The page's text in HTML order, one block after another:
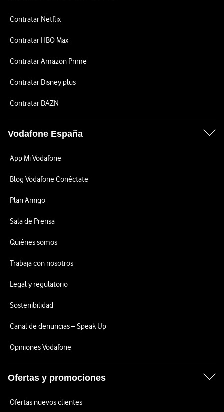
Contratar Netflix
Contratar HBO Max
Contratar Amazon Prime
Contratar Disney plus
Contratar DAZN
Vodafone España
App Mi Vodafone
Blog Vodafone Conéctate
Plan Amigo
Sala de Prensa
Quiénes somos
Trabaja con nosotros
Legal y regulatorio
Sostenibilidad
Canal de denuncias – Speak Up
Opiniones Vodafone
Ofertas y promociones
Ofertas nuevos clientes